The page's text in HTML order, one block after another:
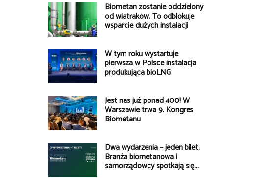
Biometan zostanie oddzielony
od wiatraków. To odblokuje
wsparcie dużych instalacji
W tym roku wystartuje
pierwsza w Polsce instalacja
produkująca bioLNG
Jest nas już ponad 400! W
Warszawie trwa 9. Kongres
Biometanu
Dwa wydarzenia – jeden bilet.
Branża biometanowa i
samorządowcy spotkają się...